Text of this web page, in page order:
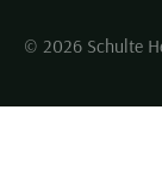
© 2026 Schulte